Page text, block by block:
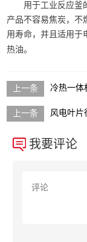
用于工业反应釜
产品不容易焦炭，不
用寿命，并且适用于
热油。
冷热一体
风电叶片
我要评论